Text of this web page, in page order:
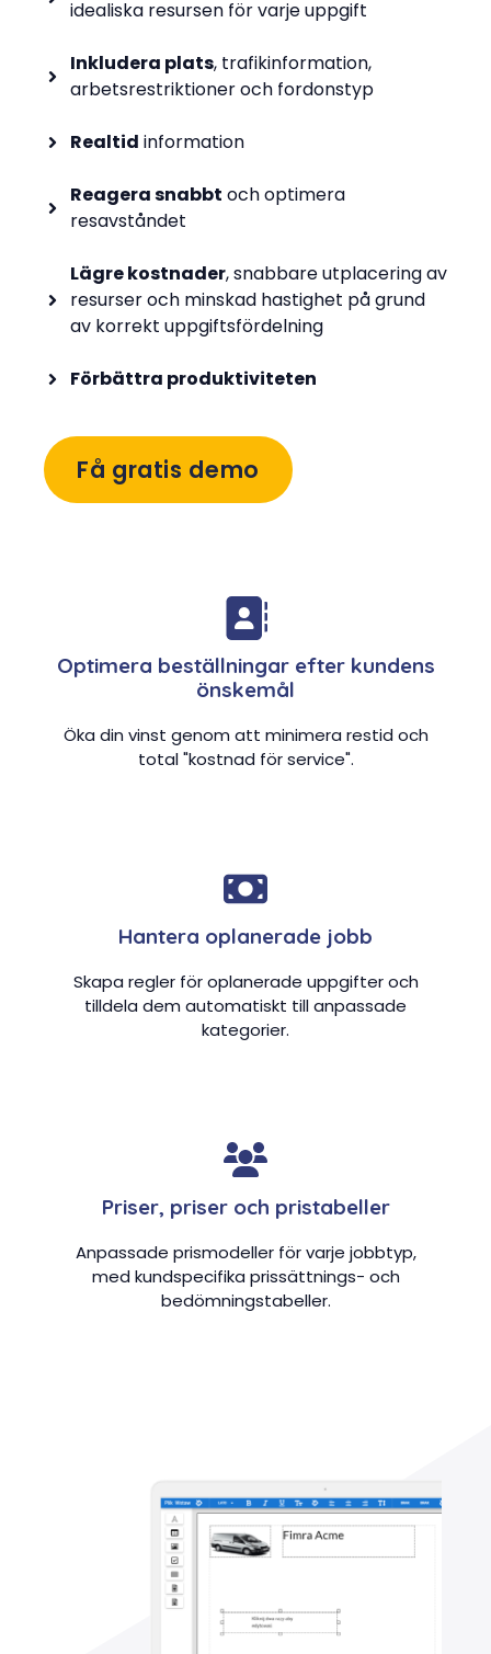
idealiska resursen för varje uppgift
Inkludera plats, trafikinformation,
arbetsrestriktioner och fordonstyp
Realtid information
Reagera snabbt och optimera
resavståndet
Lägre kostnader, snabbare utplacering av
resurser och minskad hastighet på grund
av korrekt uppgiftsfördelning
Förbättra produktiviteten
Få gratis demo
Optimera beställningar efter kundens
önskemål
Öka din vinst genom att minimera restid och
total "kostnad för service".
Hantera oplanerade jobb
Skapa regler för oplanerade uppgifter och
tilldela dem automatiskt till anpassade
kategorier.
Priser, priser och pristabeller
Anpassade prismodeller för varje jobbtyp,
med kundspecifika prissättnings- och
bedömningstabeller.